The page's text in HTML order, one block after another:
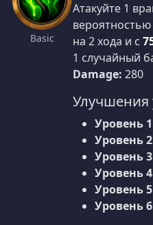
Basic
Атакуйте 1
на 2 хода и с
1 случайный
Damage: 280
Улучшения
Уровень
Уровень
Уровень
Уровень
Уровень
Уровень